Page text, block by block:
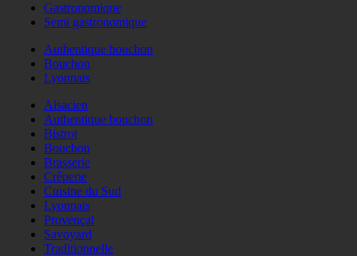
Gastronomique
Semi gastronomique
Authentique bouchon
Bouchon
Lyonnais
Alsacien
Authentique bouchon
Bistrot
Bouchon
Brasserie
Crêperie
Cuisine du Sud
Lyonnais
Provençal
Savoyard
Traditionnelle